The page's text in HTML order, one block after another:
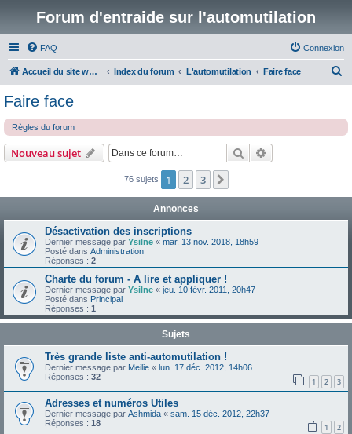
Forum d'entraide sur l'automutilation
FAQ Connexion
Accueil du site www.automutilations.info Index du forum L'automutilation Faire face
e
Faire face
Règles du forum
Nouveau sujet Rechercher
76 sujets 1 2 3
Annonces
Désactivation des inscriptions
Dernier message par Ysilne « mar. 13 nov. 2018, 18h59
Posté dans Administration
Réponses : 2
Charte du forum - A lire et appliquer !
Dernier message par Ysilne « jeu. 10 févr. 2011, 20h47
Posté dans Principal
Réponses : 1
Sujets
Très grande liste anti-automutilation !
Dernier message par Meilie « lun. 17 déc. 2012, 14h06
Réponses : 32 1 2 3
Adresses et numéros Utiles
Dernier message par Ashmida « sam. 15 déc. 2012, 22h37
Réponses : 18 1 2